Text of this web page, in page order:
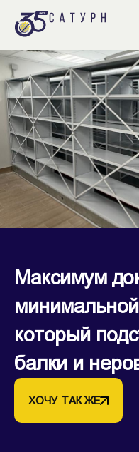
Максимум
который
балки и
ХОЧУ ТАК ЖЕ